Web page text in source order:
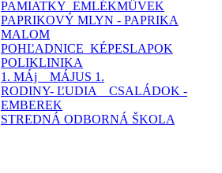
PAMIATKY_EMLÉKMŰVEK
PAPRIKOVÝ MLYN - PAPRIKA
MALOM
POHĽADNICE_KÉPESLAPOK
POLIKLINIKA
1. MÁj _ MÁJUS 1.
RODINY- ĽUDIA _ CSALÁDOK -
EMBEREK
STREDNÁ ODBORNÁ ŠKOLA